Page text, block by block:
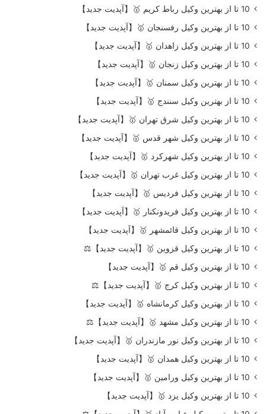
10 تا از بهترین وکیل رباط کریم 🥇【آپدیت جدید】
10 تا از بهترین وکیل رفسنجان 🥇【آپدیت جدید】
10 تا از بهترین وکیل زاهدان 🥇【آپدیت جدید】
10 تا از بهترین وکیل زنجان 🥇【آپدیت جدید】
10 تا از بهترین وکیل سمنان 🥇【آپدیت جدید】
10 تا از بهترین وکیل سنندج 🥇【آپدیت جدید】
10 تا از بهترین وکیل شرق تهران 🥇【آپدیت جدید】
10 تا از بهترین وکیل شهر قدس 🥇【آپدیت جدید】
10 تا از بهترین وکیل شهرکرد 🥇【آپدیت جدید】
10 تا از بهترین وکیل غرب تهران 🥇【آپدیت جدید】
10 تا از بهترین وکیل فردیس 🥇【آپدیت جدید】
10 تا از بهترین وکیل فریدونکنار 🥇【آپدیت جدید】
10 تا از بهترین وکیل قائمشهر 🥇【آپدیت جدید】
10 تا از بهترین وکیل قزوین 🥇【آپدیت جدید】⚖️
10 تا از بهترین وکیل قم 🥇【آپدیت جدید】
10 تا از بهترین وکیل کرج 🥇【آپدیت جدید】⚖️
10 تا از بهترین وکیل کرمانشاه 🥇【آپدیت جدید】
10 تا از بهترین وکیل مشهد 🥇【آپدیت جدید】⚖️
10 تا از بهترین وکیل نور مازندران 🥇【آپدیت جدید】
10 تا از بهترین وکیل همدان 🥇【آپدیت جدید】
10 تا از بهترین وکیل ورامین 🥇【آپدیت جدید】
10 تا از بهترین وکیل یزد 🥇【آپدیت جدید】